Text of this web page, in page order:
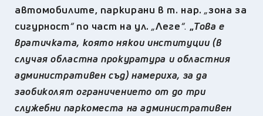
автомобилите, паркирани в т. нар.„зона за
сигурност“по част на ул.„Леге“. „Това е
вратичката, която някои институции (в
случая областна прокуратура и областния
административен съд) намериха, за да
заобиколят ограничението от до три
служебни паркоместа на административен